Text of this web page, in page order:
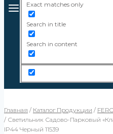
Exact matches only
Search in title
Search in content
Главная / Каталог Продукции /
/ Светильник Садово-Парковый
IP44 Черный 11539